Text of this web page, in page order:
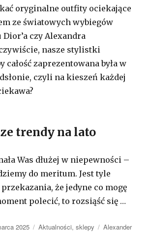
oryginalne outfity ociekające
ze światowych wybiegów
czy Alexandra
nasze stylistki
całość zaprezentowana była w
czyli na kieszeń każdej
trendy na lato
Was dłużej w niepewności –
do meritum. Jest tyle
że jedyne co mogę
polecić, to rozsiąść się …
2025 Kategorie
Aktualności,sklepy Tagi
Alexander